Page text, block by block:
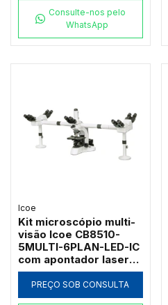
Consulte-nos pelo
WhatsApp
Icoe
Kit microscópio multi-
visão Icoe CB8510-
5MULTI-6PLAN-LED-IC
com apontador laser
revólver de 6 objetivas
infinitas e LED
PREÇO SOB CONSULTA